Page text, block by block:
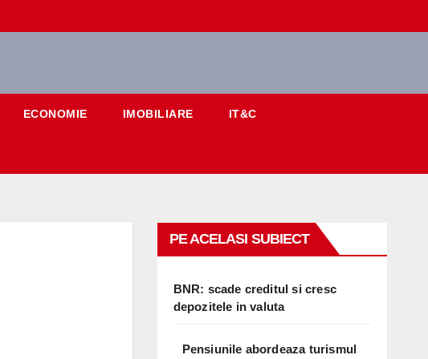
ECONOMIE IMOBILIARE IT&C
PE ACELASI SUBIECT
BNR: scade creditul si cresc
depozitele in valuta
Pensiunile abordeaza turismul